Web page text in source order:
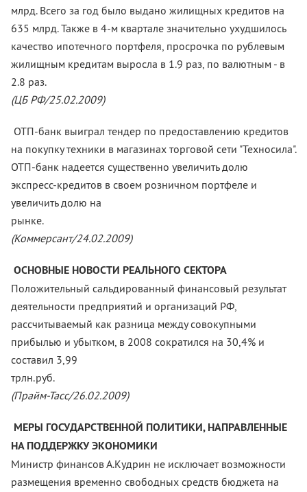
млрд. Всего за год было выдано жилищных кредитов на
635 млрд. Также в 4-м квартале значительно ухудшилось
качество ипотечного портфеля, просрочка по рублевым
жилищным кредитам выросла в 1.9 раз, по валютным - в
2.8 раз.
(ЦБ РФ/25.02.2009)
ОТП-банк выиграл тендер по предоставлению кредитов
на покупку техники в магазинах торговой сети "Техносила".
ОТП-банк надеется существенно увеличить долю
экспресс-кредитов в своем розничном портфеле и
увеличить долю на
рынке.
(Коммерсант/24.02.2009)
ОСНОВНЫЕ НОВОСТИ РЕАЛЬНОГО СЕКТОРА
Положительный сальдированный финансовый результат
деятельности предприятий и организаций РФ,
рассчитываемый как разница между совокупными
прибылью и убытком, в 2008 сократился на 30,4% и
составил 3,99
(Прайм-Тасс/26.02.2009)
МЕРЫ ГОСУДАРСТВЕННОЙ ПОЛИТИКИ, НАПРАВЛЕННЫЕ
НА ПОДДЕРЖКУ ЭКОНОМИКИ
Министр финансов А.Кудрин не исключает возможности
размещения временно свободных средств бюджета на